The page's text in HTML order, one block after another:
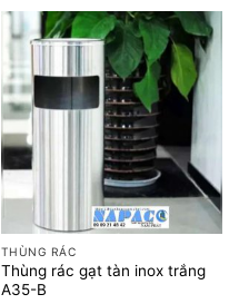
THÙNG RÁC
Thùng rác gạt tàn inox trắng
A35-B